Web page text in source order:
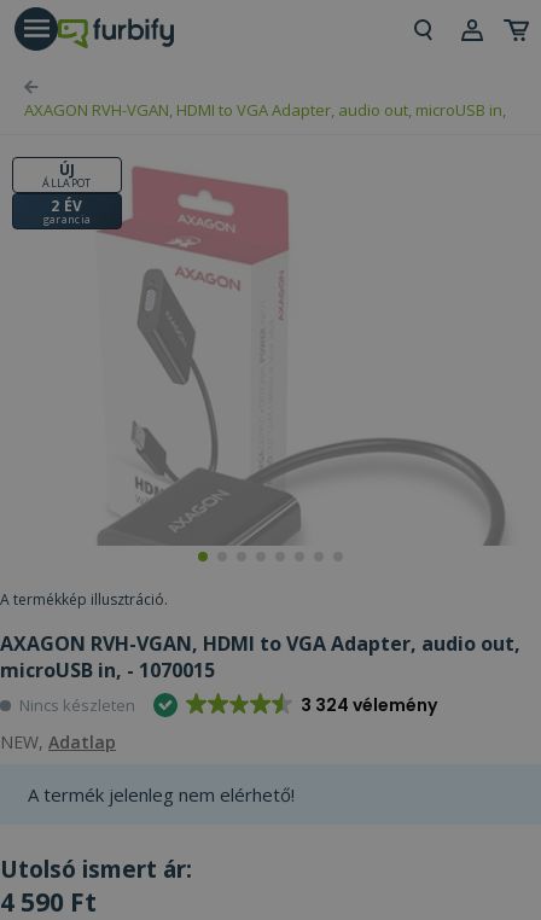
AXAGON RVH-VGAN, HDMI to VGA Adapter, audio out, microUSB in,
ÚJ
ÁLLAPOT
2 ÉV
garancia
A termékkép illusztráció.
AXAGON RVH-VGAN, HDMI to VGA Adapter, audio out,
microUSB in, - 1070015
Nincs készleten 3 324 vélemény
NEW, Adatlap
A termék jelenleg nem elérhető!
Utolsó ismert ár:
4 590 Ft
gomb